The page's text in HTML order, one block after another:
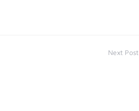
Next Post